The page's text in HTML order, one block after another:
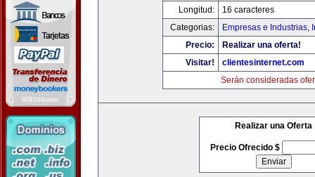
Longitud:
16 caracteres
Categorias:
Empresas e Industrias,
Precio:
Realizar una oferta!
Visitar!
clientesinternet.com
Serán consideradas
Realizar una Oferta
Precio Ofrecido $